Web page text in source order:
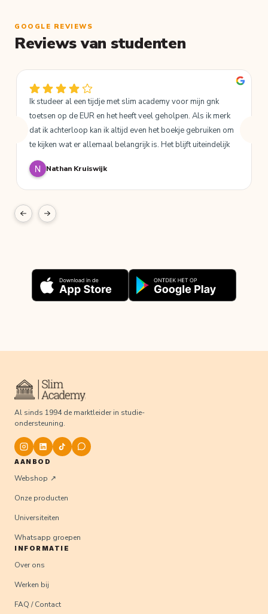
GOOGLE REVIEWS
Reviews van studenten
Nathan Kruiswijk
Ik studeer al een tijdje met slim academy voor mijn gnk
toetsen op de EUR en het heeft veel geholpen. Als ik merk
dat ik achterloop kan ik altijd even het boekje gebruiken om
te kijken wat er allemaal belangrijk is. Het blijft uiteindelijk
wel een samenvatting dus je krijgt niet elke detail erop maar
al met al is het een goede aanvulling op de stof
Al sinds 1994 de marktleider in studie-
ondersteuning.
AANBOD
Webshop
Onze producten
Universiteiten
Whatsapp groepen
INFORMATIE
Over ons
Werken bij
FAQ / Contact